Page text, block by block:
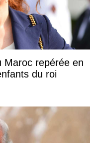
Maroc repérée en
du roi